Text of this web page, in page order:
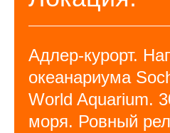
Адлер-курорт.
океанариума
World Aquarium.
моря. Ровный